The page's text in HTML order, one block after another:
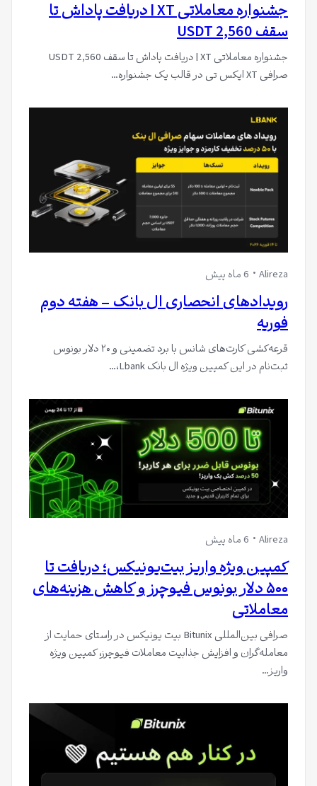
جشنواره معاملاتی XT | دریافت پاداش تا
سقف 2,560 USDT
جشنواره معاملاتی XT | دریافت پاداش تا سقف 2,560 USDT
صرافی XT ایکس تی در قالب یک جشنواره…
Alireza 6 ماه پیش
رویدادهای انحصاری ال بانک – هفته دوم
فوریه
قرعه‌کشی کارت‌های شانس با برد تضمینی و ۲۰ دلار بونوس
ثبت‌نام در این کمپین ویژه ال بانک Lbank،…
Alireza 6 ماه پیش
کمپین ویژه واریز بیت‌یونیکس؛ دریافت تا
۵۰۰ دلار بونوس فیوچرز و کاهش هزینه‌های
معاملاتی
صرافی بین‌المللی Bitunix بیت یونیکس در راستای حمایت از
معامله‌گران و افزایش جذابیت معاملات فیوچرز، کمپین ویژه
واریز…